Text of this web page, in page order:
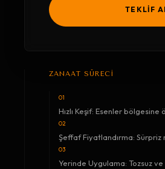
TEKLİF
ZANAAT SÜRECİ
01
Hızlı Keşif: Esenler
02
Şeffaf Fiyatlandırma:
03
Yerinde Uygulama: Tozsuz ve